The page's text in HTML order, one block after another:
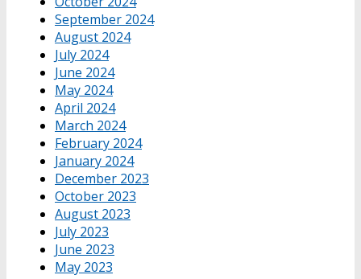
September 2024
August 2024
July 2024
June 2024
May 2024
April 2024
March 2024
February 2024
January 2024
December 2023
October 2023
August 2023
July 2023
June 2023
May 2023